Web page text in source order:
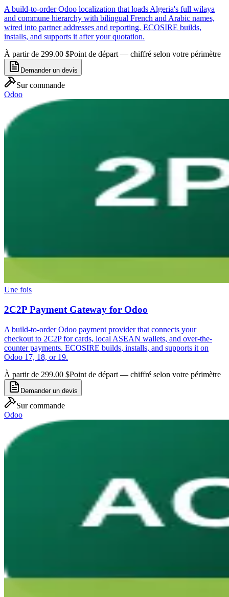
A build-to-order Odoo localization that loads Algeria's full wilaya
and commune hierarchy with bilingual French and Arabic names,
wired into partner addresses and reporting. ECOSIRE builds,
installs, and supports it after your quotation.
À partir de 299.00 $Point de départ — chiffré selon votre périmètre
Demander un devis
Sur commande
Odoo
Une fois
2C2P Payment Gateway for Odoo
A build-to-order Odoo payment provider that connects your
checkout to 2C2P for cards, local ASEAN wallets, and over-the-
counter payments. ECOSIRE builds, installs, and supports it on
Odoo 17, 18, or 19.
À partir de 299.00 $Point de départ — chiffré selon votre périmètre
Demander un devis
Sur commande
Odoo